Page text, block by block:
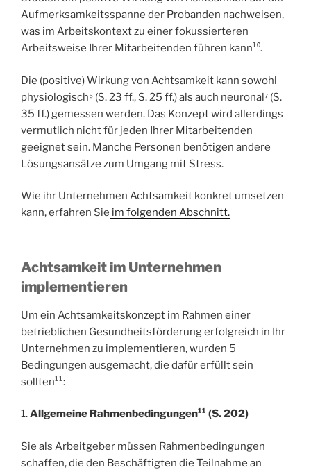
Aufmerksamkeitsspanne der Probanden nachweisen,
was im Arbeitskontext zu einer fokussierteren
Arbeitsweise Ihrer Mitarbeitenden führen kann¹⁰.
Die (positive) Wirkung von Achtsamkeit kann sowohl
physiologisch⁶ (S. 23 ff., S. 25 ff.) als auch neuronal⁷ (S.
35 ff.) gemessen werden. Das Konzept wird allerdings
vermutlich nicht für jeden Ihrer Mitarbeitenden
geeignet sein. Manche Personen benötigen andere
Lösungsansätze zum Umgang mit Stress.
Wie ihr Unternehmen Achtsamkeit konkret umsetzen
kann, erfahren Sie im folgenden Abschnitt.
Achtsamkeit im Unternehmen
implementieren
Um ein Achtsamkeitskonzept im Rahmen einer
betrieblichen Gesundheitsförderung erfolgreich in Ihr
Unternehmen zu implementieren, wurden 5
Bedingungen ausgemacht, die dafür erfüllt sein
sollten¹¹:
1.Allgemeine Rahmenbedingungen¹¹ (S. 202)
Sie als Arbeitgeber müssen Rahmenbedingungen
schaffen, die den Beschäftigten die Teilnahme an